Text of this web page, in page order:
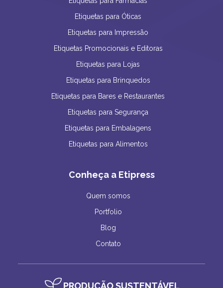
Etiquetas para Óticas
Etiquetas para Impressão
Etiquetas Promocionais e Editoras
Etiquetas para Lojas
Etiquetas para Brinquedos
Etiquetas para Bares e Restaurantes
Etiquetas para Segurança
Etiquetas para Embalagens
Etiquetas para Alimentos
Conheça a Etipress
Quem somos
Portfolio
Blog
Contato
PRODUÇÃO SUSTENTÁVEL